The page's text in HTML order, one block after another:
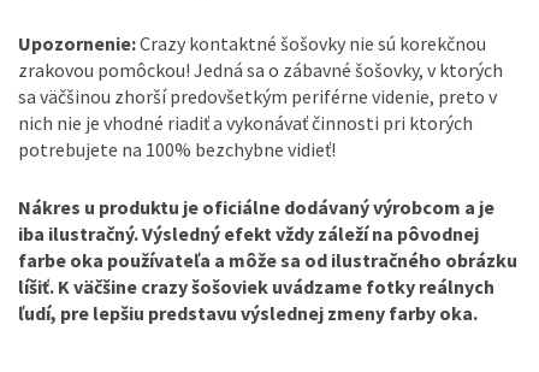
Upozornenie:Crazy kontaktné šošovky nie sú korekčnou
zrakovou pomôckou! Jedná sa o zábavné šošovky, v ktorých
sa väčšinou zhorší predovšetkým periférne videnie, preto v
nich nie je vhodné riadiť a vykonávať činnosti pri ktorých
potrebujete na 100% bezchybne vidieť!
Nákres u produktu je oficiálne dodávaný výrobcom a je
iba ilustračný. Výsledný efekt vždy záleží na pôvodnej
farbe oka používateľa a môže sa od ilustračného obrázku
líšiť. K väčšine crazy šošoviek uvádzame fotky reálnych
ľudí, pre lepšiu predstavu výslednej zmeny farby oka.